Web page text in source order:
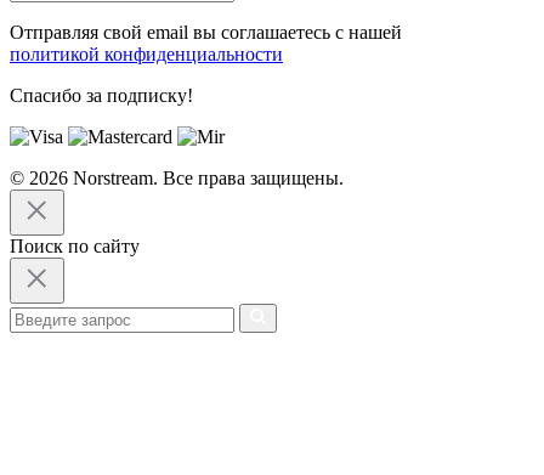
Отправляя свой email вы соглашаетесь с нашей
политикой конфиденциальности
Спасибо за подписку!
© 2026 Norstream. Все права защищены.
Поиск по сайту